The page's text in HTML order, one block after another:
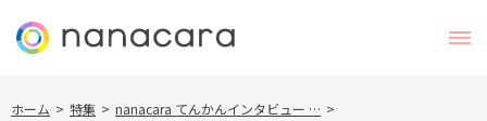
ホーム > 特集 > nanacara てんかんインタビュー … >